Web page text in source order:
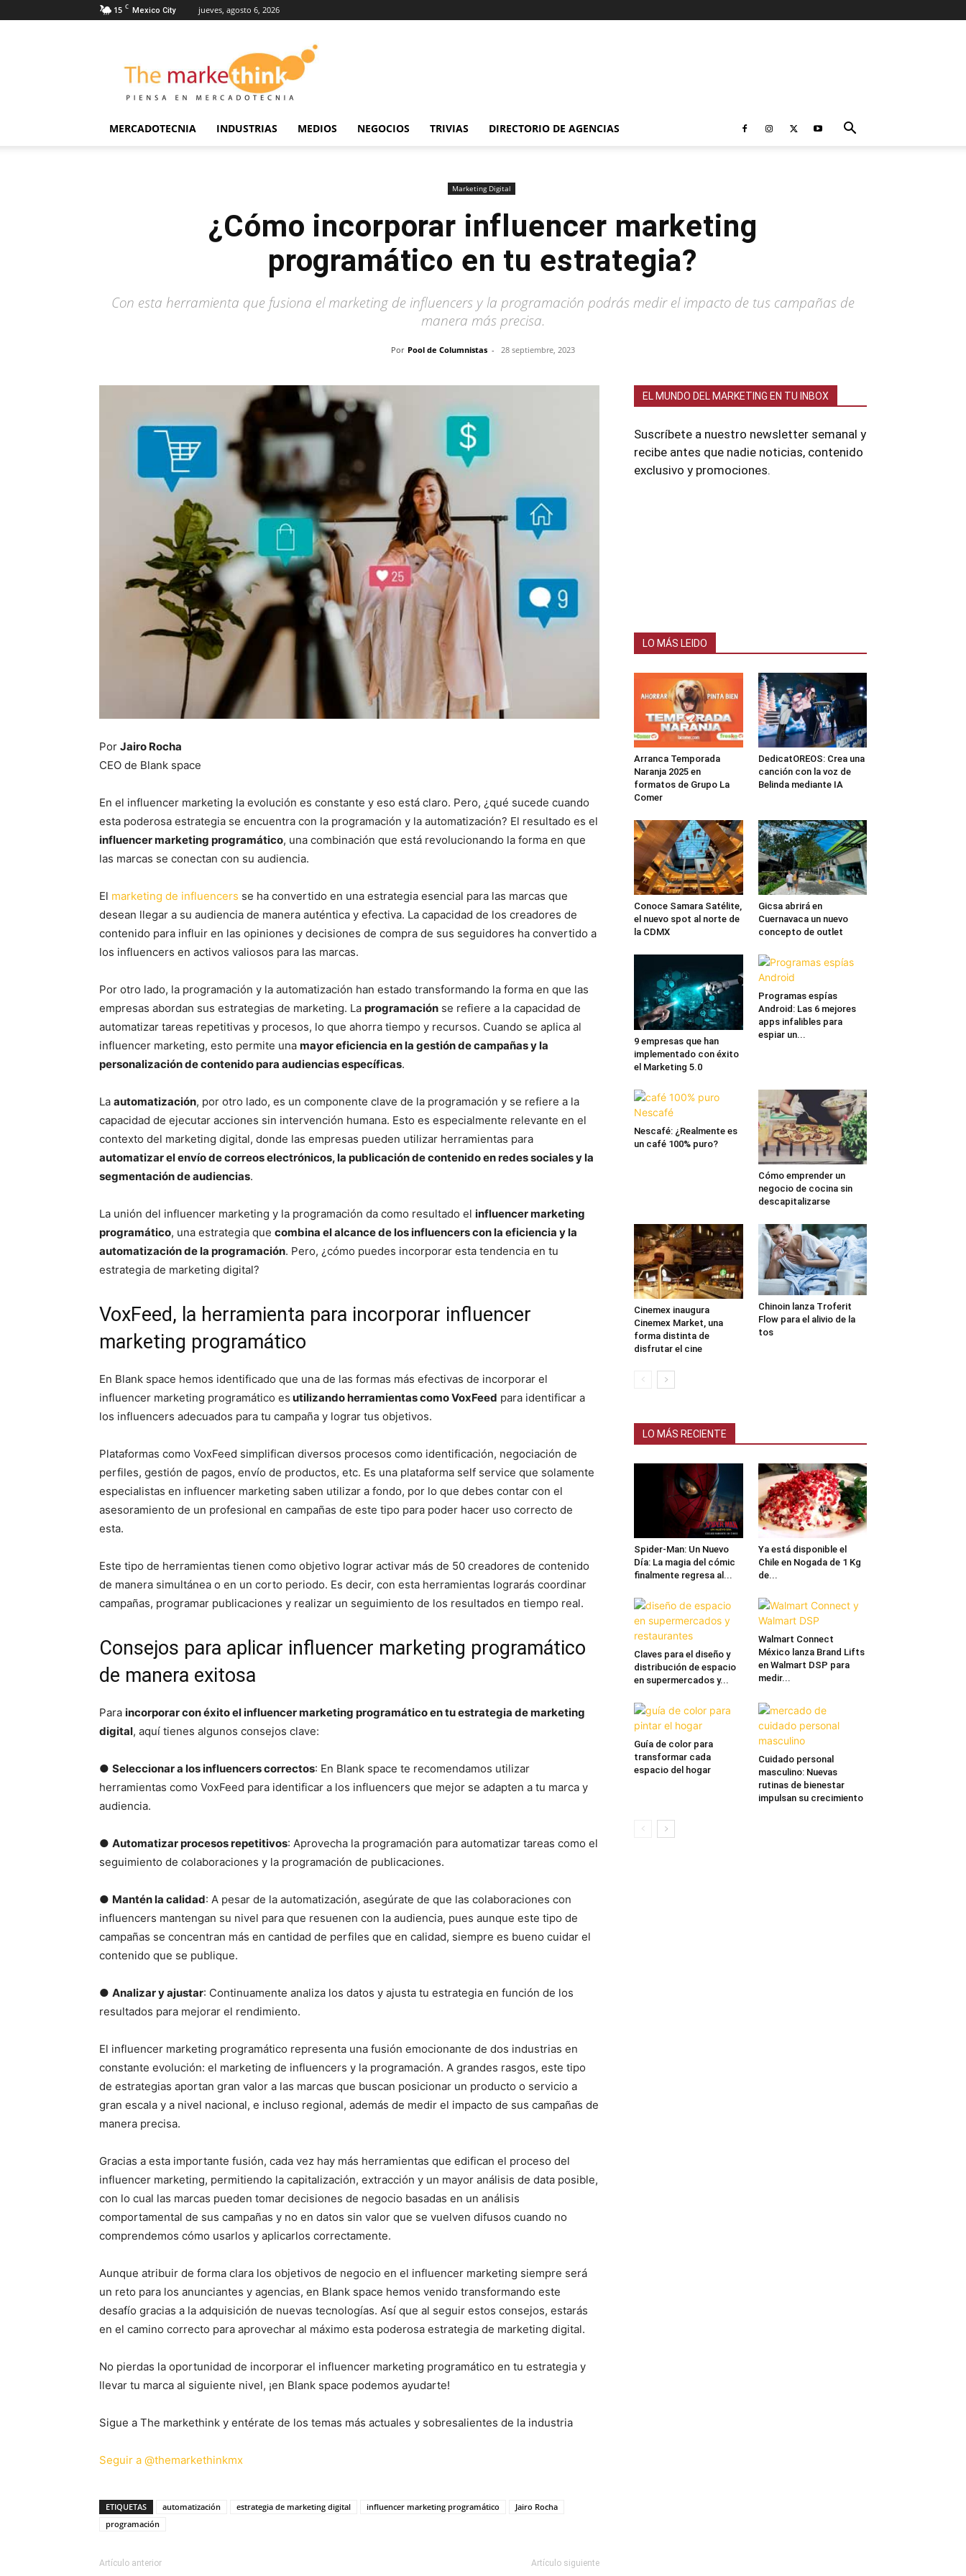
15 C Mexico City jueves, agosto 6, 2026
Markethink
MERCADOTECNIA INDUSTRIAS MEDIOS NEGOCIOS TRIVIAS DIRECTORIO DE AGENCIAS
Marketing Digital
¿Cómo incorporar influencer marketing
programático en tu estrategia?
Con esta herramienta que fusiona el marketing de influencers y la programación podrás medir el impacto de tus campañas de
manera más precisa.
Por Pool de Columnistas - 28 septiembre, 2023
Por Jairo Rocha
CEO de Blank space
En el influencer marketing la evolución es constante y eso está claro. Pero, ¿qué sucede cuando
esta poderosa estrategia se encuentra con la programación y la automatización? El resultado es el
influencer marketing programático, una combinación que está revolucionando la forma en que
las marcas se conectan con su audiencia.
El marketing de influencers se ha convertido en una estrategia esencial para las marcas que
desean llegar a su audiencia de manera auténtica y efectiva. La capacidad de los creadores de
contenido para influir en las opiniones y decisiones de compra de sus seguidores ha convertido a
los influencers en activos valiosos para las marcas.
Por otro lado, la programación y la automatización han estado transformando la forma en que las
empresas abordan sus estrategias de marketing. La programación se refiere a la capacidad de
automatizar tareas repetitivas y procesos, lo que ahorra tiempo y recursos. Cuando se aplica al
influencer marketing, esto permite una mayor eficiencia en la gestión de campañas y la
personalización de contenido para audiencias específicas.
La automatización, por otro lado, es un componente clave de la programación y se refiere a la
capacidad de ejecutar acciones sin intervención humana. Esto es especialmente relevante en el
contexto del marketing digital, donde las empresas pueden utilizar herramientas para
automatizar el envío de correos electrónicos, la publicación de contenido en redes sociales y la
segmentación de audiencias.
La unión del influencer marketing y la programación da como resultado el influencer marketing
programático, una estrategia que combina el alcance de los influencers con la eficiencia y la
automatización de la programación. Pero, ¿cómo puedes incorporar esta tendencia en tu
estrategia de marketing digital?
VoxFeed, la herramienta para incorporar influencer
marketing programático
En Blank space hemos identificado que una de las formas más efectivas de incorporar el
influencer marketing programático es utilizando herramientas como VoxFeed para identificar a
los influencers adecuados para tu campaña y lograr tus objetivos.
Plataformas como VoxFeed simplifican diversos procesos como identificación, negociación de
perfiles, gestión de pagos, envío de productos, etc. Es una plataforma self service que solamente
especialistas en influencer marketing saben utilizar a fondo, por lo que debes contar con el
asesoramiento de un profesional en campañas de este tipo para poder hacer uso correcto de
esta.
Este tipo de herramientas tienen como objetivo lograr activar más de 50 creadores de contenido
de manera simultánea o en un corto periodo. Es decir, con esta herramientas lograrás coordinar
campañas, programar publicaciones y realizar un seguimiento de los resultados en tiempo real.
Consejos para aplicar influencer marketing programático
de manera exitosa
Para incorporar con éxito el influencer marketing programático en tu estrategia de marketing
digital, aquí tienes algunos consejos clave:
● Seleccionar a los influencers correctos: En Blank space te recomendamos utilizar
herramientas como VoxFeed para identificar a los influencers que mejor se adapten a tu marca y
audiencia.
● Automatizar procesos repetitivos: Aprovecha la programación para automatizar tareas como el
seguimiento de colaboraciones y la programación de publicaciones.
● Mantén la calidad: A pesar de la automatización, asegúrate de que las colaboraciones con
influencers mantengan su nivel para que resuenen con la audiencia, pues aunque este tipo de
campañas se concentran más en cantidad de perfiles que en calidad, siempre es bueno cuidar el
contenido que se publique.
● Analizar y ajustar: Continuamente analiza los datos y ajusta tu estrategia en función de los
resultados para mejorar el rendimiento.
El influencer marketing programático representa una fusión emocionante de dos industrias en
constante evolución: el marketing de influencers y la programación. A grandes rasgos, este tipo
de estrategias aportan gran valor a las marcas que buscan posicionar un producto o servicio a
gran escala y a nivel nacional, e incluso regional, además de medir el impacto de sus campañas de
manera precisa.
Gracias a esta importante fusión, cada vez hay más herramientas que edifican el proceso del
influencer marketing, permitiendo la capitalización, extracción y un mayor análisis de data posible,
con lo cual las marcas pueden tomar decisiones de negocio basadas en un análisis
comportamental de sus campañas y no en datos sin valor que se vuelven difusos cuando no
comprendemos cómo usarlos y aplicarlos correctamente.
Aunque atribuir de forma clara los objetivos de negocio en el influencer marketing siempre será
un reto para los anunciantes y agencias, en Blank space hemos venido transformando este
desafío gracias a la adquisición de nuevas tecnologías. Así que al seguir estos consejos, estarás
en el camino correcto para aprovechar al máximo esta poderosa estrategia de marketing digital.
No pierdas la oportunidad de incorporar el influencer marketing programático en tu estrategia y
llevar tu marca al siguiente nivel, ¡en Blank space podemos ayudarte!
Sigue a The markethink y entérate de los temas más actuales y sobresalientes de la industria
Seguir a @themarkethinkmx
ETIQUETAS automatización estrategia de marketing digital influencer marketing programático
Jairo Rocha
programación
Artículo anterior Artículo siguiente
EL MUNDO DEL MARKETING EN TU INBOX
Suscríbete a nuestro newsletter semanal y
recibe antes que nadie noticias, contenido
exclusivo y promociones.
LO MÁS LEIDO
Arranca Temporada
Naranja 2025 en
formatos de Grupo La
Comer
DedicatOREOS: Crea una
canción con la voz de
Belinda mediante IA
Conoce Samara Satélite,
el nuevo spot al norte de
la CDMX
Gicsa abrirá en
Cuernavaca un nuevo
concepto de outlet
9 empresas que han
implementado con éxito
el Marketing 5.0
Programas espías
Android: Las 6 mejores
apps infalibles para
espiar un...
Nescafé: ¿Realmente es
un café 100% puro?
Cómo emprender un
negocio de cocina sin
descapitalizarse
Cinemex inaugura
Cinemex Market, una
forma distinta de
disfrutar el cine
Chinoin lanza Troferit
Flow para el alivio de la
tos
LO MÁS RECIENTE
Spider-Man: Un Nuevo
Día: La magia del cómic
finalmente regresa al...
Ya está disponible el
Chile en Nogada de 1 Kg
de...
Claves para el diseño y
distribución de espacio
en supermercados y...
Walmart Connect
México lanza Brand Lifts
en Walmart DSP para
medir...
Guía de color para
transformar cada
espacio del hogar
Cuidado personal
masculino: Nuevas
rutinas de bienestar
impulsan su crecimiento